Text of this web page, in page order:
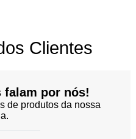
Clientes
falam por nós!
de produtos da nossa